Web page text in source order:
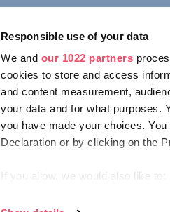
Responsible use of your data
We and our 1022 partners
cookies to store and access
and content measurement,
your data and for what purposes.
you have made your choices.
Declaration or by clicking on the
If you allow, we would also like to:
Alkotás